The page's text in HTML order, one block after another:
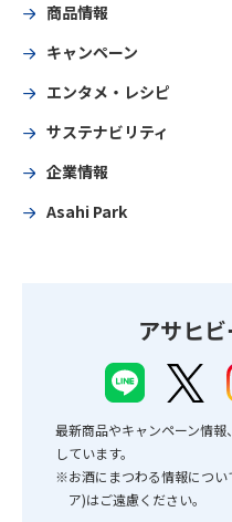
商品情報
キャンペーン
エンタメ・レシピ
サステナビリティ
企業情報
Asahi Park
アサヒ
最新商品やキャンペーン情
しています。
※お酒にまつわる情報につい
ア)はご遠慮ください。